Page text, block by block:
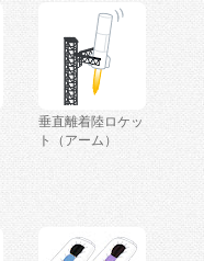
垂直離着陸ロケッ
ト（アーム）